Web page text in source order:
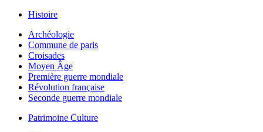
Histoire
Archéologie
Commune de paris
Croisades
Moyen Âge
Première guerre mondiale
Révolution française
Seconde guerre mondiale
Patrimoine Culture